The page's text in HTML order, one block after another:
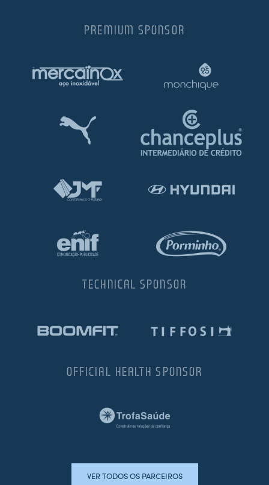
PREMIUM SPONSOR
TECHNICAL SPONSOR
OFFICIAL HEALTH SPONSOR
VER TODOS OS PARCEIROS